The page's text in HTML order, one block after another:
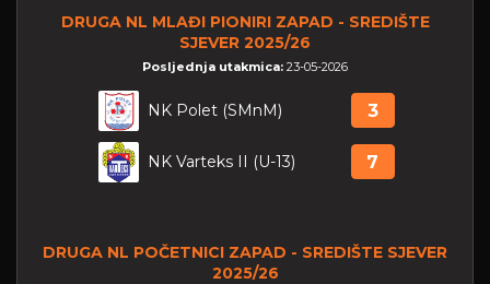
DRUGA NL MLAĐI PIONIRI ZAPAD - SREDIŠTE
SJEVER 2025/26
Posljednja utakmica: 23-05-2026
NK Polet (SMnM) 3
NK Varteks II (U-13) 7
DRUGA NL POČETNICI ZAPAD - SREDIŠTE SJEVER
2025/26